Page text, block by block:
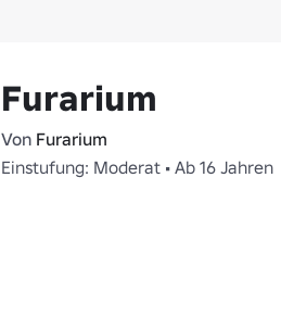
Furarium
Von Furarium
Einstufung: Moderat • Ab 16 Jahren